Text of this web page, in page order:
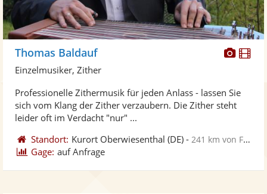
Fotos
Thomas Baldauf
Einzelmusiker, Zither
Professionelle Zithermusik für jeden Anlass - lassen Sie
sich vom Klang der Zither verzaubern. Die Zither steht
leider oft im Verdacht "nur" ...
Standort: Kurort Oberwiesenthal (DE) - 241 km von Frankfurt Oder
Gage: auf Anfrage